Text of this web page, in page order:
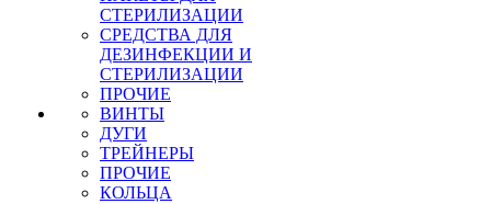
СТЕРИЛИЗАЦИИ
СРЕДСТВА ДЛЯ
ДЕЗИНФЕКЦИИ И
СТЕРИЛИЗАЦИИ
ПРОЧИЕ
ВИНТЫ
ДУГИ
ТРЕЙНЕРЫ
ПРОЧИЕ
КОЛЬЦА